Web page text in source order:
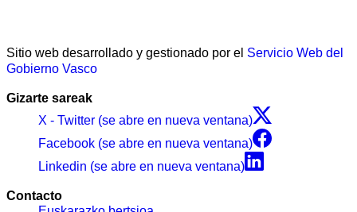
Sitio web desarrollado y gestionado por el Servicio Web del
Gobierno Vasco
Gizarte sareak
X - Twitter (se abre en nueva ventana)
Facebook (se abre en nueva ventana)
Linkedin (se abre en nueva ventana)
Contacto